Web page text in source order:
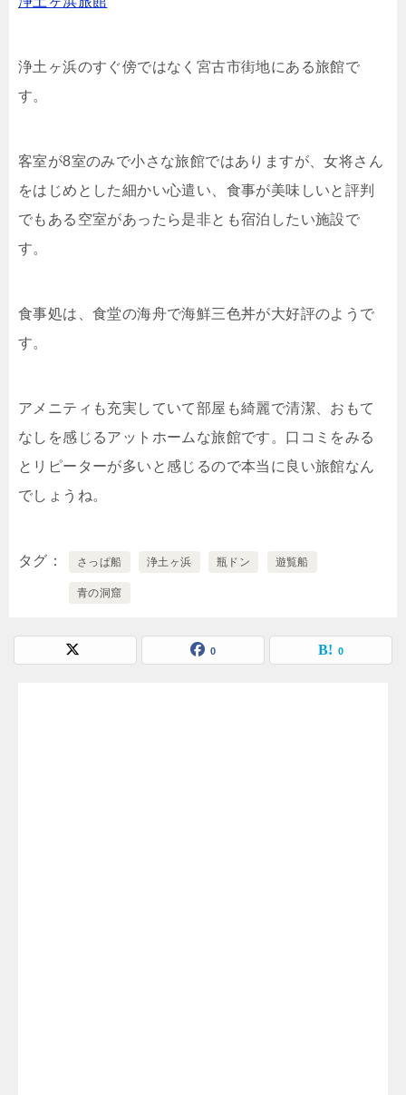
浄土ヶ浜のすぐ傍ではなく宮古市街地にある旅館で
す。
客室が8室のみで小さな旅館ではありますが、女将さん
をはじめとした細かい心遣い、食事が美味しいと評判
でもある空室があったら是非とも宿泊したい施設で
す。
食事処は、食堂の海舟で海鮮三色丼が大好評のようで
す。
アメニティも充実していて部屋も綺麗で清潔、おもて
なしを感じるアットホームな旅館です。口コミをみる
とリピーターが多いと感じるので本当に良い旅館なん
でしょうね。
タグ さっぱ船 浄土ヶ浜 瓶ドン 遊覧船
青の洞窟
0 0